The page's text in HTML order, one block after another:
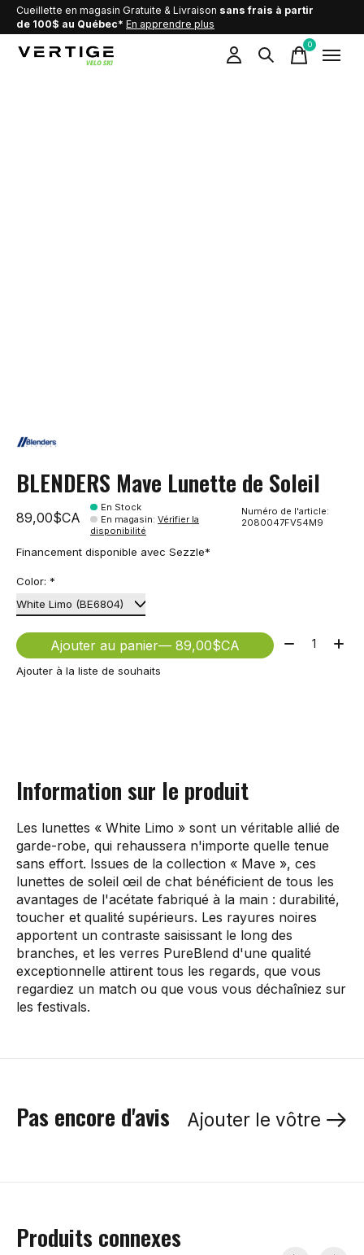
Cueillette en magasin Gratuite & Livraison sans frais à partir
de 100$ au Québec* En apprendre plus
0items
BLENDERS Mave Lunette de Soleil
89,00$CA
En Stock
En magasin:Vérifier la
disponibilité
Numéro de l'article:
2080047FV54M9
Financement disponible avec Sezzle*
Color: *
Ajouter au panier — 89,00$CA Quantité:
Ajouter à la liste de souhaits
Information sur le produit
Les lunettes « White Limo » sont un véritable allié de
garde-robe, qui rehaussera n'importe quelle tenue
sans effort. Issues de la collection « Mave », ces
lunettes de soleil œil de chat bénéficient de tous les
avantages de l'acétate fabriqué à la main : durabilité,
toucher et qualité supérieurs. Les rayures noires
apportent un contraste saisissant le long des
branches, et les verres PureBlend d'une qualité
exceptionnelle attirent tous les regards, que vous
regardiez un match ou que vous vous déchaîniez sur
les festivals.
Pas encore d'avis Ajouter le vôtre
Produits connexes